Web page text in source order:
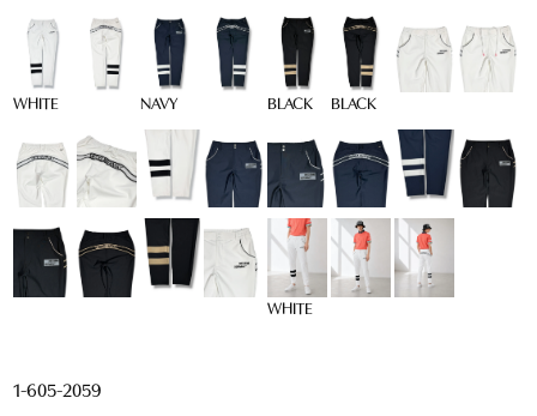
WHITE NAVY BLACK BLACK
WHITE
1-605-2059